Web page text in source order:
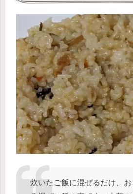
炊いたご飯に混ぜるだけ、